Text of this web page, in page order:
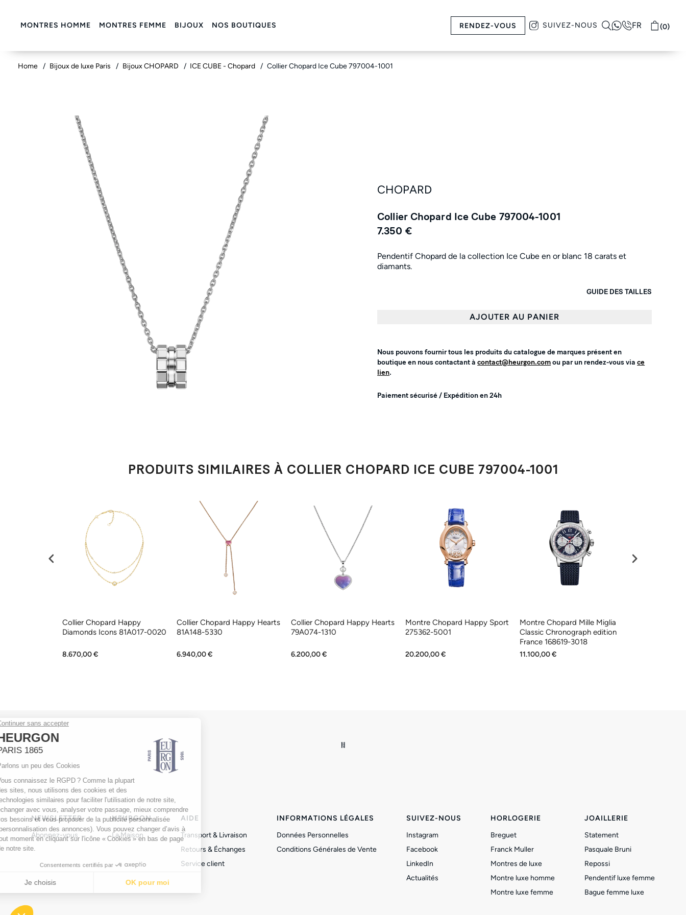
MONTRES HOMME MONTRES FEMME BIJOUX NOS BOUTIQUES RENDEZ-VOUS SUIVEZ-NOUS FR (0)
Home Bijoux de luxe Paris Bijoux CHOPARD ICE CUBE - Chopard Collier Chopard Ice Cube 797004-1001
CHOPARD
Collier Chopard Ice Cube 797004-1001
7.350 €
Pendentif Chopard de la collection Ice Cube en or blanc 18 carats et
diamants.
GUIDE DES TAILLES
AJOUTER AU PANIER
Nous pouvons fournir tous les produits du catalogue de marques présent en
boutique en nous contactant àcontact@heurgon.comou par un rendez-vous viace
lien.
Paiement sécurisé / Expédition en 24h
PRODUITS SIMILAIRES À COLLIER CHOPARD ICE CUBE 797004-1001
Collier Chopard Happy
Diamonds Icons 81A017-0020
8.670,00 €
Collier Chopard Happy Hearts
81A148-5330
6.940,00 €
Collier Chopard Happy Hearts
79A074-1310
6.200,00 €
Montre Chopard Happy Sport
275362-5001
20.200,00 €
Montre Chopard Mille Miglia
Classic Chronograph edition
France 168619-3018
11.100,00 €
NEWSLETTER
Abonnez-vous
HEURGON
La Maison
AIDE
Transport & Livraison
Retours & Échanges
Service client
INFORMATIONS LÉGALES
Données Personnelles
Conditions Générales de Vente
SUIVEZ-NOUS
Instagram
Facebook
LinkedIn
Actualités
HORLOGERIE
Breguet
Franck Muller
Montres de luxe
Montre luxe homme
Montre luxe femme
JOAILLERIE
Statement
Pasquale Bruni
Repossi
Pendentif luxe femme
Bague femme luxe